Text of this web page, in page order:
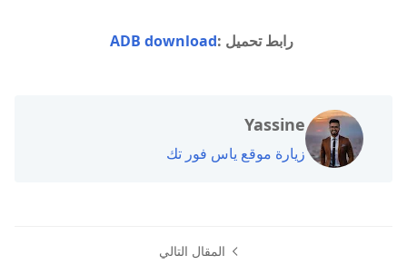
رابط تحميل :ADB download
Yassine
زيارة موقع ياس فور تك
المقال التالي